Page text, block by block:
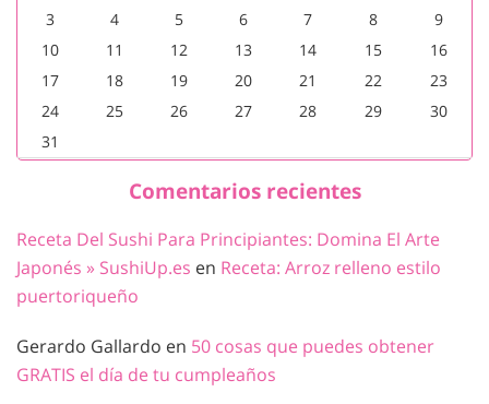
3
4 5 6 7 8
9
10
11 12 13 14 15
16
17
18 19 20 21 22
23
24
25 26 27 28 29
30
31
Comentarios recientes
Receta Del Sushi Para Principiantes: Domina El Arte
Japonés » SushiUp.es en Receta: Arroz relleno estilo
puertoriqueño
Gerardo Gallardo en 50 cosas que puedes obtener
GRATIS el día de tu cumpleaños